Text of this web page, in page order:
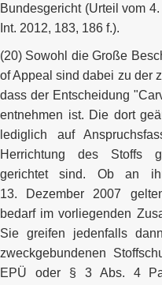
Bundesgericht (Urteil vom
Int. 2012, 183, 186 f.).
(20) Sowohl die Große
of Appeal sind dabei zu der
dass der Entscheidung
entnehmen ist. Die dort
lediglich auf
Herrichtung des Stoffs
gerichtet sind. Ob an
13. Dezember 2007
bedarf im vorliegenden
Sie greifen jedenfalls
zweckgebundenen
EPÜ oder § 3 Abs. 4